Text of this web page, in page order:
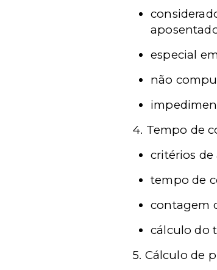
especial
não
4. Tempo de
critérios de
tempo de
contagem
cálculo do
5. Cálculo de